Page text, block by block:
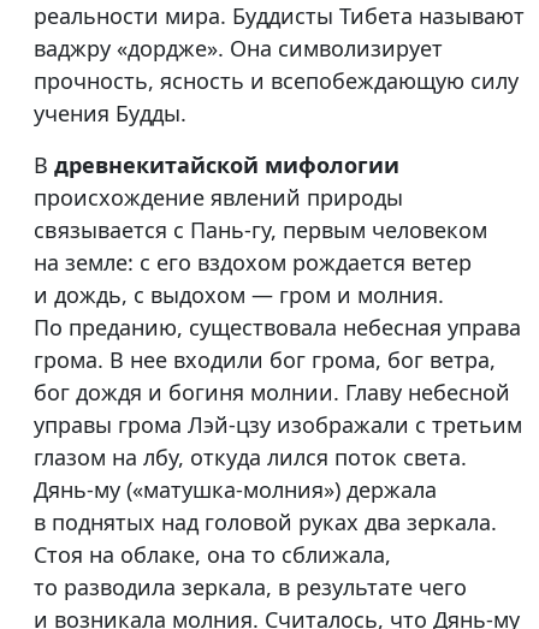
реальности мира. Буддисты Тибета называют
ваджру «дордже». Она символизирует
прочность, ясность и всепобеждающую силу
учения Будды.
В древнекитайской мифологии
происхождение явлений природы
связывается с Пань-гу, первым человеком
на земле: с его вздохом рождается ветер
и дождь, с выдохом — гром и молния.
По преданию, существовала небесная управа
грома. В нее входили бог грома, бог ветра,
бог дождя и богиня молнии. Главу небесной
управы грома Лэй-цзу изображали с третьим
глазом на лбу, откуда лился поток света.
Дянь-му («матушка-молния») держала
в поднятых над головой руках два зеркала.
Стоя на облаке, она то сближала,
то разводила зеркала, в результате чего
и возникала молния. Считалось, что Дянь-му